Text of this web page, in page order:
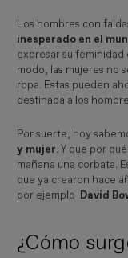
Los hombres con
inesperado en el
expresar su
modo, las mujeres no
ropa. Estas pueden
destinada a los
Por suerte, hoy
y mujer. Y que por
mañana una corbata.
que ya crearon hace
por ejemplo David
¿Cómo